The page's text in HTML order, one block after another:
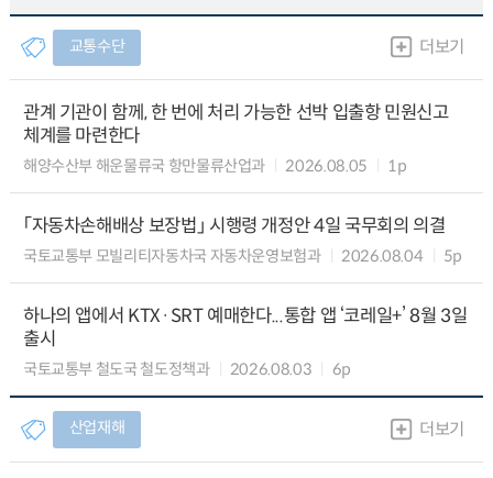
교통수단 더보기
관계 기관이 함께, 한 번에 처리 가능한 선박 입출항 민원신고
체계를 마련한다
해양수산부 해운물류국 항만물류산업과 2026.08.05 1p
「자동차손해배상 보장법」 시행령 개정안 4일 국무회의 의결
국토교통부 모빌리티자동차국 자동차운영보험과 2026.08.04 5p
하나의 앱에서 KTX·SRT 예매한다...통합 앱 ‘코레일+’ 8월 3일
출시
국토교통부 철도국 철도정책과 2026.08.03 6p
산업재해 더보기